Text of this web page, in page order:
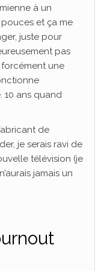
à un
et ça me
juste pour
pas
une
10 ans quand
de
je serais ravi de
télévision (je
jamais un